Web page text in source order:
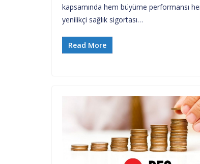
kapsamında hem büyüme performansı
yenilikçi sağlık sigortası…
Read More